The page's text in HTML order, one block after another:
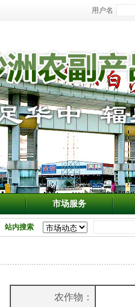
用户名
市场服务
站内搜索
农作物：